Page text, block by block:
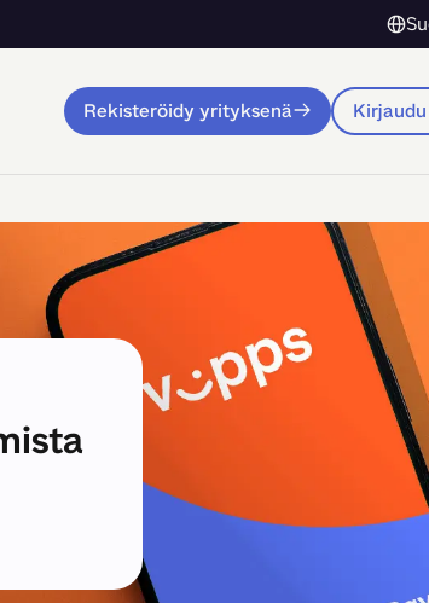
Rekisteröidy yrityksenä